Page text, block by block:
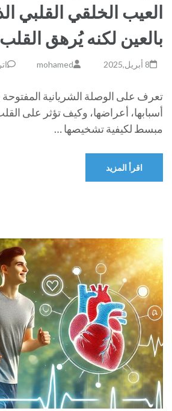
العيب الخلقي القلبي
بالعين لكنه يُرهق القلب
8 أبريل,2025 mohamed
أسبابها، أعراضها، وكيف تؤثر على
مبسط لكيفية تشخيصها …
اقرأ المزيد